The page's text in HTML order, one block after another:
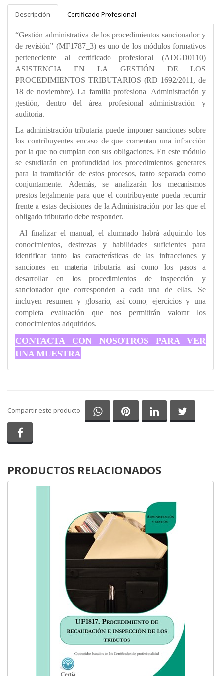
Descripción Certificado Profesional
“Gestión administrativa de los procedimientos sancionador y
de revisión” (MF1787_3) es uno de los módulos formativos
perteneciente al certificado profesional (ADGD0110)
ASISTENCIA EN LA GESTIÓN DE LOS
PROCEDIMIENTOS TRIBUTARIOS (RD 1692/2011, de
18 de noviembre). La familia profesional Administración y
gestión, dentro del área profesional administración y
auditoria.
La administración tributaria puede imponer sanciones sobre
los contribuyentes encaso de que comentan una infracción
por la que no cumplan con sus obligaciones. En este módulo
se estudiarán en profundidad los procedimientos generares
para la tramitación de estos procesos, tanto separada como
conjuntamente. Además, se analizarán los mecanismos
prestos legalmente para que el contribuyente pueda recurrir
frente a estas decisiones de la Administración por las que el
obligado tributario debe responder.
Al finalizar el manual, el alumnado habrá adquirido los
conocimientos, destrezas y habilidades suficientes para
identificar tanto las características de las infracciones y
sanciones en materia tributaria así como los pasos a
desarrollar en los procedimientos de inspección y
sancionador que corresponden a cada una de ellas. Se
incluyen resumen y glosario, así como, ejercicios y una
completa evaluación que nos permitirán valorar los
conocimientos adquiridos.
CONTACTA CON NOSOTROS PARA VER
UNA MUESTRA
Compartir este producto Compartir en Whatsapp
Compartir en Pinterest
Compartir en
PRODUCTOS RELACIONADOS